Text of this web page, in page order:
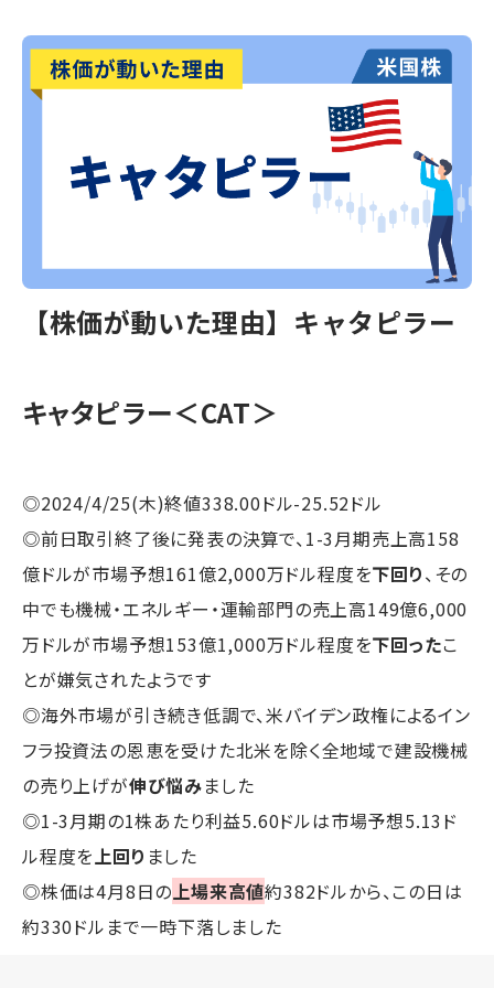
【株価が動いた理由】キャタピラー
キャタピラー＜CAT＞
◎2024/4/25(木)終値338.00ドル-25.52ドル
◎前日取引終了後に発表の決算で、1-3月期売上高158
億ドルが市場予想161億2,000万ドル程度を下回り、その
中でも機械・エネルギー・運輸部門の売上高149億6,000
万ドルが市場予想153億1,000万ドル程度を下回ったこ
とが嫌気されたようです
◎海外市場が引き続き低調で、米バイデン政権によるイン
フラ投資法の恩恵を受けた北米を除く全地域で建設機械
の売り上げが伸び悩みました
◎1-3月期の1株あたり利益5.60ドルは市場予想5.13ド
ル程度を 上回り ました
◎株価は4月8日の 上場来高値約382ドルから、この日は
約330ドルまで一時下落しました